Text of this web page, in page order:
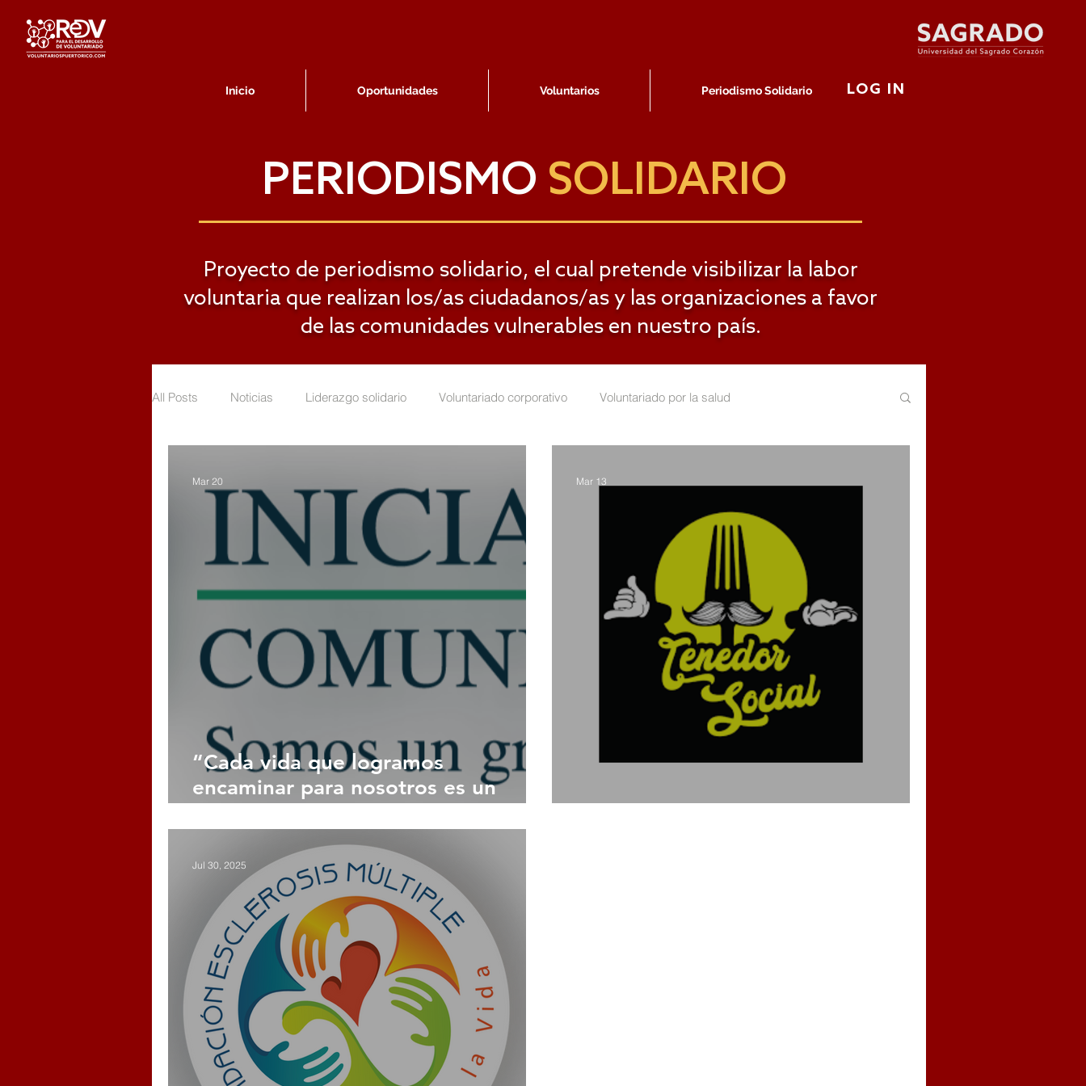
Inicio Oportunidades Voluntarios Periodismo Solidario LOG IN
PERIODISMO SOLIDARIO
Proyecto de periodismo solidario, el cual pretende visibilizar la labor
voluntaria que realizan los/as ciudadanos/as y las organizaciones a favor
de las comunidades vulnerables en nuestro país.
All Posts Noticias Liderazgo solidario Voluntariado corporativo Voluntariado por la salud
Voluntariado en tiempo de COVID-19 Bondad Tras Las Fallas Periodismo Ciudadano
“Cada vida que logramos
encaminar para nosotros es un
Mar 20 Mar 13
Jul 30, 2025